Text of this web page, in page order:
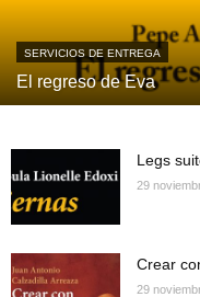
SERVICIOS DE ENTREGA
El regreso de Eva
Legs
29
Crear
29